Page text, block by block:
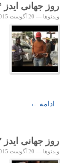
روز جهانی ایدز ۲۰۱۴
ویدئوها — 20 آگوست 2015
ادامه ←
روز جهانی ایدز ۲۰۱۲
ویدئوها — 20 آگوست 2015